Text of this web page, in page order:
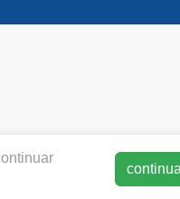
| CNPJ: 40.249.971/
- Os preços e